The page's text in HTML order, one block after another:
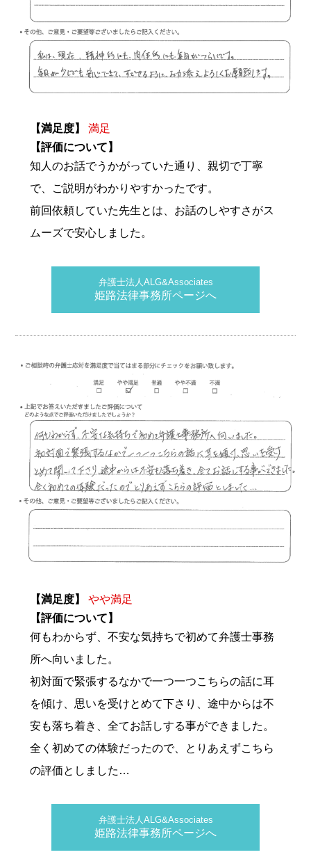
【満足度】
満足
【評価について】
知人のお話でうかがっていた通り、親切で丁寧
で、ご説明がわかりやすかったです。
前回依頼していた先生とは、お話のしやすさがス
ムーズで安心しました。
弁護士法人ALG&Associates
姫路法律事務所ページへ
【満足度】
やや満足
【評価について】
何もわからず、不安な気持ちで初めて弁護士事務
所へ向いました。
初対面で緊張するなかで一つ一つこちらの話に耳
を傾け、思いを受けとめて下さり、途中からは不
安も落ち着き、全てお話しする事ができました。
全く初めての体験だったので、とりあえずこちら
の評価としました…
弁護士法人ALG&Associates
姫路法律事務所ページへ